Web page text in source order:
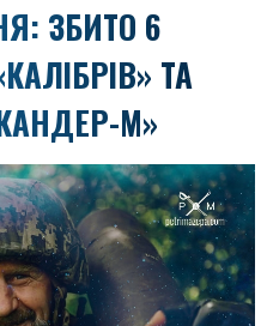
ЗБИТО 6
ТА
М»